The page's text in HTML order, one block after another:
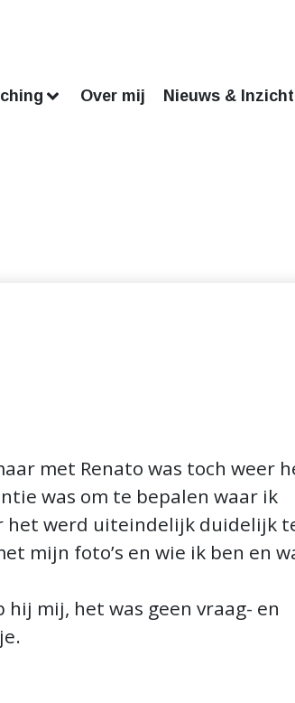
Over mij Nieuws & Inzicht
met Renato was toch weer
was om te bepalen waar ik
het werd uiteindelijk duidelijk
mijn foto’s en wie ik ben en
mij, het was geen vraag- en